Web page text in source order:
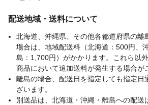
生産国
中国
設置場所
屋内
適合ランプ
口金E26 60Wまで
明るさ
60Wまで
配送地域・送料について
北海道、沖縄県、その他各都道府県の離
場合は、地域配送料（北海道：500円、
島：1,700円）がかかります。これら以
商品において追加送料が発生する場合が
離島の場合、配送日を指定しても指定日
ざいます。
別送品は、北海道・沖縄・離島への配送